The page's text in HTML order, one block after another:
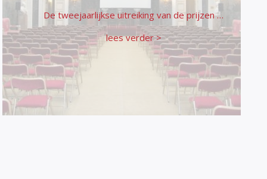
De tweejaarlijkse uitreiking van de prijzen …
lees verder >